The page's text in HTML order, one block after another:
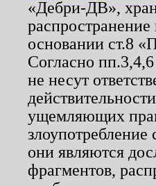
«Дебри-ДВ»,
основании ст.8
Согласно
не несут
ущемляющих
они являются
фрагментов,